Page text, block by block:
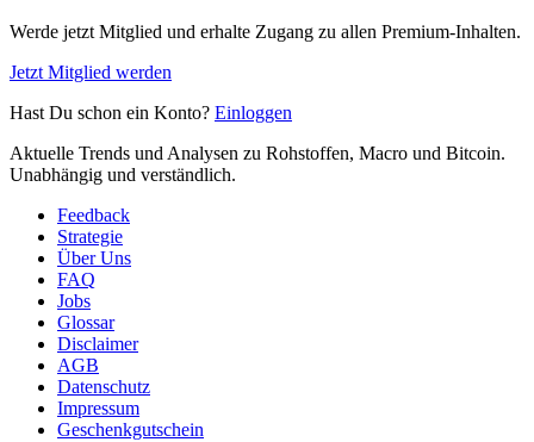
Werde jetzt Mitglied und erhalte Zugang zu allen Premium-Inhalten.
Jetzt Mitglied werden
Hast Du schon ein Konto? Einloggen
Aktuelle Trends und Analysen zu Rohstoffen, Macro und Bitcoin.
Unabhängig und verständlich.
Feedback
Strategie
Über Uns
FAQ
Jobs
Glossar
Disclaimer
AGB
Datenschutz
Impressum
Geschenkgutschein